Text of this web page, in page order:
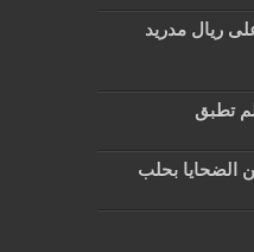
ريال مدريد
تطبق
الضحايا بحلب